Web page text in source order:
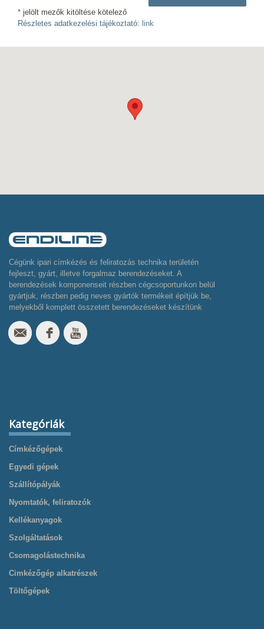
* jelölt mezők kitöltése kötelező
Részletes adatkezelési tájékoztató: link
Cégünk ipari címkézés és feliratozás technika területén
fejleszt, gyárt, illetve forgalmaz berendezéseket. A
berendezések komponenseit részben cégcsoportunkon belül
gyártjuk, részben pedig neves gyártók termékeit építjük be,
melyekből komplett összetett berendezéseket készítünk
Kategóriák
Címkézőgépek
Egyedi gépek
Szállítópályák
Nyomtatók, feliratozók
Kellékanyagok
Szolgáltatások
Csomagolástechnika
Cimkézőgép alkatrészek
Töltőgépek